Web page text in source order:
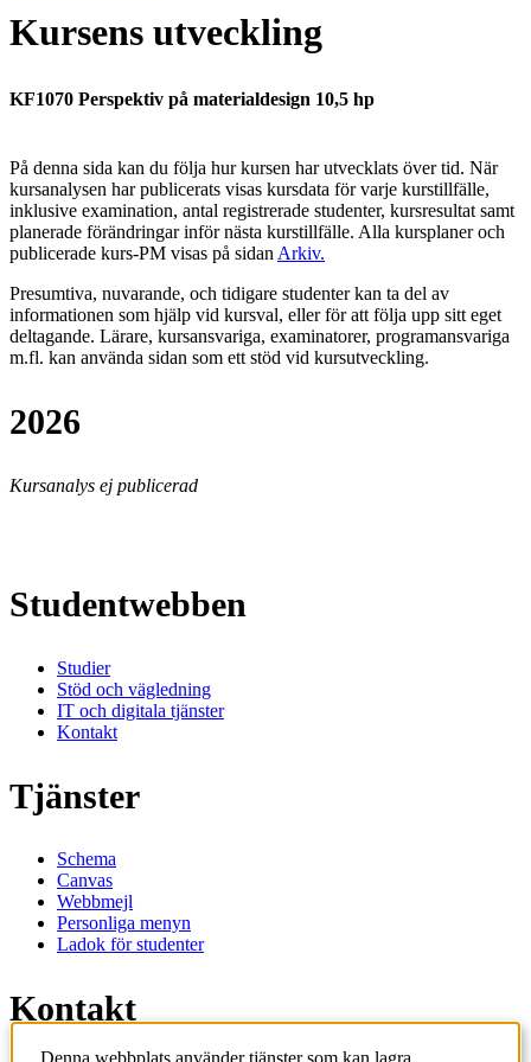
Kursens utveckling
KF1070 Perspektiv på materialdesign 10,5 hp
På denna sida kan du följa hur kursen har utvecklats över tid. När
kursanalysen har publicerats visas kursdata för varje kurstillfälle,
inklusive examination, antal registrerade studenter, kursresultat samt
planerade förändringar inför nästa kurstillfälle. Alla kursplaner och
publicerade kurs-PM visas på sidan Arkiv.
Presumtiva, nuvarande, och tidigare studenter kan ta del av
informationen som hjälp vid kursval, eller för att följa upp sitt eget
deltagande. Lärare, kursansvariga, examinatorer, programansvariga
m.fl. kan använda sidan som ett stöd vid kursutveckling.
2026
Kursanalys ej publicerad
Studentwebben
Studier
Stöd och vägledning
IT och digitala tjänster
Kontakt
Tjänster
Schema
Canvas
Webbmejl
Personliga menyn
Ladok för studenter
Kontakt
Denna webbplats använder tjänster som kan lagra